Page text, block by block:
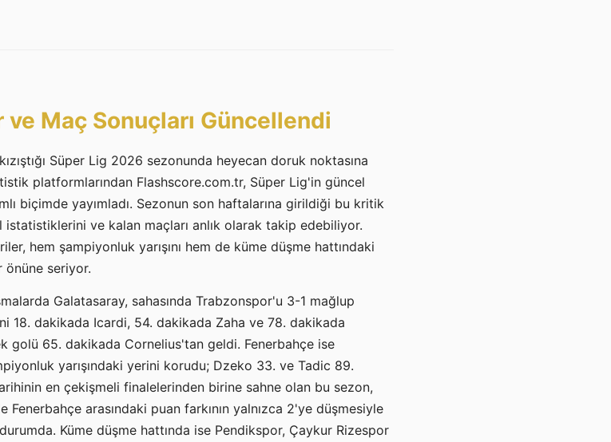
Maç Sonuçları Güncellendi
Süper Lig 2026 sezonunda heyecan doruk noktasına
platformlarından Flashscore.com.tr, Süper Lig'in güncel
biçimde yayımladı. Sezonun son haftalarına girildiği bu kritik
ve kalan maçları anlık olarak takip edebiliyor.
hem şampiyonluk yarışını hem de küme düşme hattındaki
seriyor.
Galatasaray, sahasında Trabzonspor'u 3-1 mağlup
18. dakikada Icardi, 54. dakikada Zaha ve 78. dakikada
golü 65. dakikada Cornelius'tan geldi. Fenerbahçe ise
yarışındaki yerini korudu; Dzeko 33. ve Tadic 89.
en çekişmeli finalelerinden birine sahne olan bu sezon,
arasındaki puan farkının yalnızca 2'ye düşmesiyle
Küme düşme hattında ise Pendikspor, Çaykur Rizespor